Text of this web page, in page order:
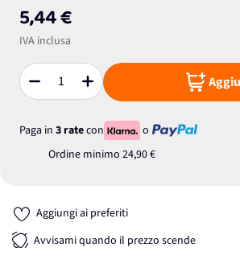
5,44 €
IVA inclusa
Quantità
Paga in 3 ratecon
o
Ordine minimo 24,90 €
Aggiungi ai preferiti
Avvisami quando il prezzo scende